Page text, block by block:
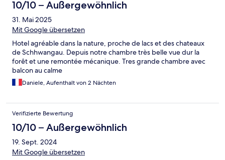
10/10 – Außergewöhnlich
31. Mai 2025
Mit Google übersetzen
Hotel agréable dans la nature, proche de lacs et des chateaux
de Schhwangau. Depuis notre chambre très belle vue dur la
forêt et une remontée mécanique. Tres grande chambre avec
balcon au calme
Daniele, Aufenthalt von 2 Nächten
Verifizierte Bewertung
10/10 – Außergewöhnlich
19. Sept. 2024
Mit Google übersetzen